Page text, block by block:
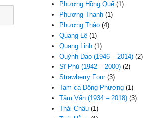
Phương Hồng Quế (1)
Phương Thanh (1)
Phương Thảo (4)
Quang Lê (1)
Quang Linh (1)
Quỳnh Dao (1946 – 2014) (2)
Sĩ Phú (1942 – 2000) (2)
Strawberry Four(3)
Tam ca Đông Phương (1)
Tâm Vấn (1934 – 2018) (3)
Thái Châu (1)